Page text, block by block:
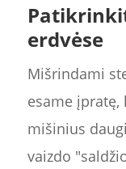
erdvėse
Mišrindami
esame
mišinius
vaizdo